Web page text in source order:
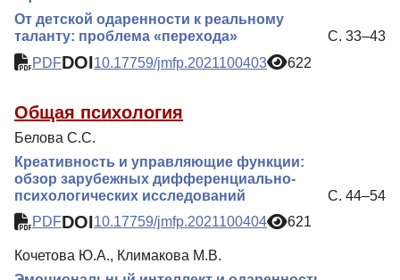
От детской одаренности к реальному
таланту: проблема «перехода»
С. 33–43
PDFDOI10.17759/jmfp.2021100403 622
Общая психология
Белова С.С.
Креативность и управляющие функции:
обзор зарубежных дифференциально-
психологических исследований
С. 44–54
PDFDOI10.17759/jmfp.2021100404 621
Кочетова Ю.А., Климакова М.В.